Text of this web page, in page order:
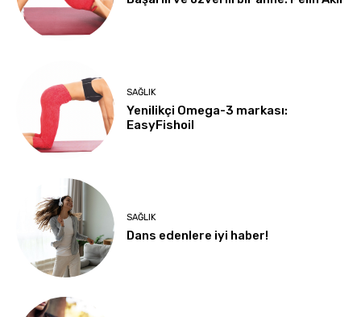
SAĞLIK
Yenilikçi Omega-3 markası:
EasyFishoil
SAĞLIK
Dans edenlere iyi haber!